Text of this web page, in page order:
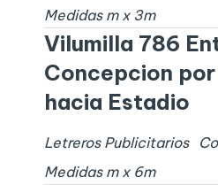
Medidas m x 3m
Vilumilla 786
Concepcion
hacia Estadio
Letreros Publicitarios
Medidas m x 6m